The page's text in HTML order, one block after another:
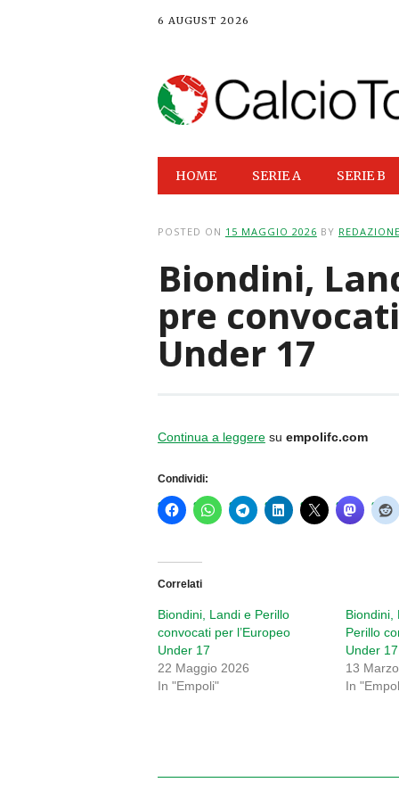
6 AUGUST 2026
Main menu
HOME SERIE A SERIE B
POSTED ON 15 MAGGIO 2026 BY REDAZIONE
Biondini,
pre
Under 17
Continua a leggeresu empolifc.com
Condividi:
Correlati
Biondini, Landi e Perillo
convocati per l’Europeo
Under 17
22 Maggio 2026
In "Empoli"
Biondini,
Perillo
Under 17
13
In